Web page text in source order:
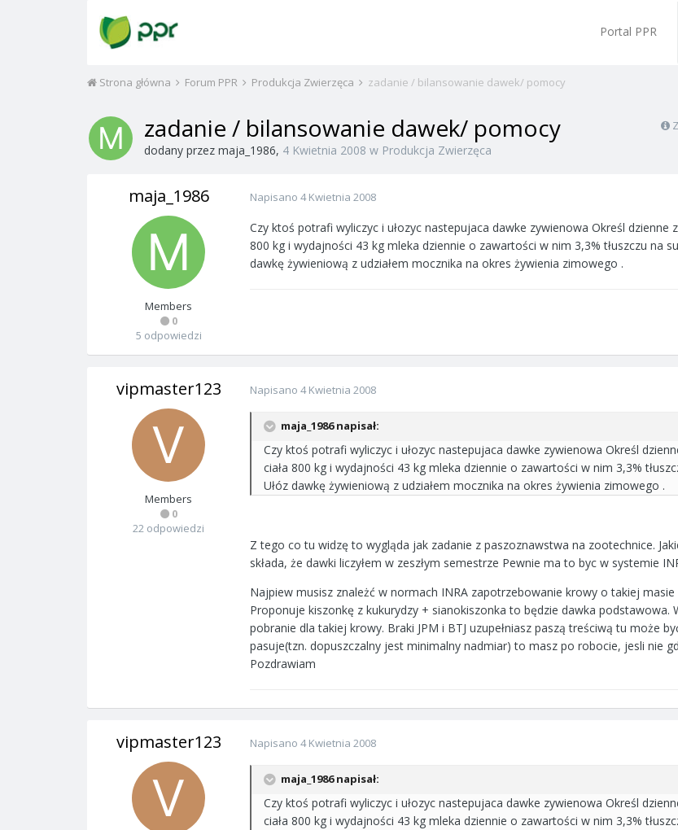
Portal PPR
Strona główna Forum PPR Produkcja Zwierzęca zadanie / bilansowanie dawek/ pomocy
zadanie / bilansowanie dawek/ pomocy
dodany przez maja_1986, 4 Kwietnia 2008 w Produkcja Zwierzęca
maja_1986
Members
0
5 odpowiedzi
Napisano 4 Kwietnia 2008
Czy ktoś potrafi wyliczyc i ułozyc nastepujaca dawke zywienowa Określ
800 kg i wydajności 43 kg mleka dziennie o zawartości w nim 3,3% tłuszczu na
dawkę żywieniową z udziałem mocznika na okres żywienia zimowego .
vipmaster123
Members
0
22 odpowiedzi
Napisano 4 Kwietnia 2008
maja_1986 napisał:
Czy ktoś potrafi wyliczyc i ułozyc nastepujaca dawke zywienowa Określ
ciała 800 kg i wydajności 43 kg mleka dziennie o zawartości w nim 3,3%
Ułóz dawkę żywieniową z udziałem mocznika na okres żywienia zimowego .
Z tego co tu widzę to wygląda jak zadanie z paszoznawstwa na zootechnice.
składa, że dawki liczyłem w zeszłym semestrze Pewnie ma to byc w systemie
Najpiew musisz znależć w normach INRA zapotrzebowanie krowy o takiej
Proponuje kiszonkę z kukurydzy + sianokiszonka to będzie dawka podstawowa.
pobranie dla takiej krowy. Braki JPM i BTJ uzupełniasz paszą treściwą tu może
pasuje(tzn. dopuszczalny jest minimalny nadmiar) to masz po robocie, jesli nie
Pozdrawiam
vipmaster123 Napisano 4 Kwietnia 2008
maja_1986 napisał:
Czy ktoś potrafi wyliczyc i ułozyc nastepujaca dawke zywienowa Określ
ciała 800 kg i wydajności 43 kg mleka dziennie o zawartości w nim 3,3%